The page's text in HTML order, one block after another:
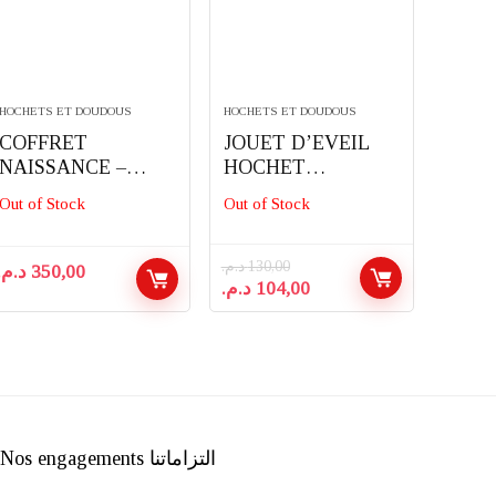
HOCHETS ET DOUDOUS
COFFRET
NAISSANCE –
ÉVEIL DES SENS
BLEU – VTECH
Out of Stock
350,00
HOCHETS ET DOUDOUS
JOUET D’EVEIL
HOCHET
VENTOUSE TIGEX
Out of Stock
130,00 د.م.
Le
prix
104,00 د.م.
Le
prix
Nos engagements التزاماتنا